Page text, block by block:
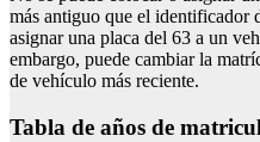
más antiguo que el identificador
asignar una placa del 63 a un
embargo, puede cambiar la
de vehículo más reciente.
tabla de años de